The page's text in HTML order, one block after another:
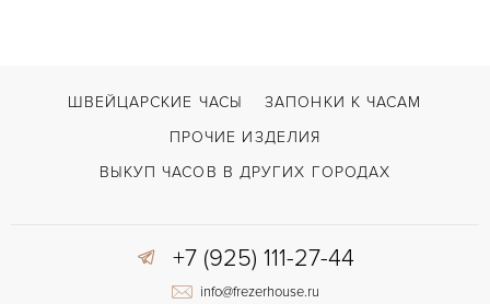
ВОЗМОЖНОСТИ ДОСТАВКИ С документами, С футляром
Двойной сложности застежка
ШВЕЙЦАРСКИЕ ЧАСЫ
ЗАПОНКИ К ЧАСАМ
ПРОЧИЕ ИЗДЕЛИЯ
ВЫКУП ЧАСОВ В ДРУГИХ ГОРОДАХ
+7 (925) 111-27-44
info@frezerhouse.ru